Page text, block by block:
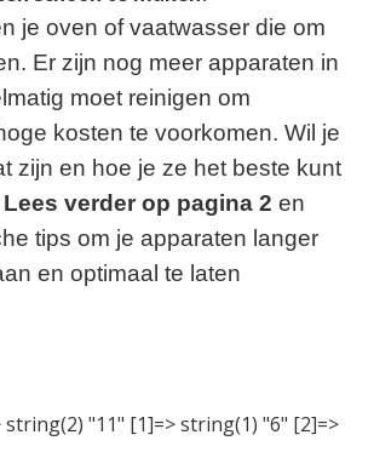
je oven of vaatwasser die om
Er zijn nog meer apparaten in
moet reinigen om
kosten te voorkomen. Wil je
zijn en hoe je ze het beste kunt
Lees verder op pagina 2 en
tips om je apparaten langer
en optimaal te laten
"11" [1]=> string(1) "6" [2]=>